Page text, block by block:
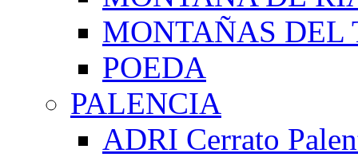
MONTAÑAS DEL
POEDA
PALENCIA
ADRI Cerrato